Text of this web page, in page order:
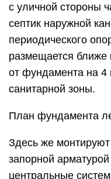
с уличной стороны
септик наружной
периодического
размещается ближе
от фундамента на
санитарной зоны.
План фундамента
Здесь же
запорной
центральные